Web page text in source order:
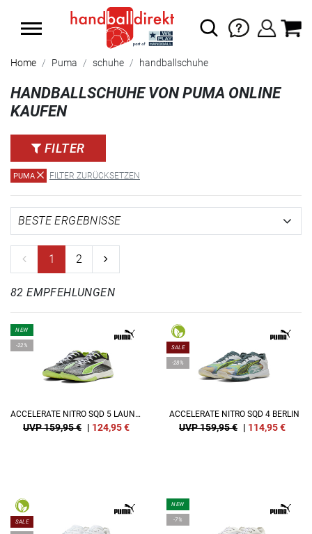
SUMMER SALE: SPARE BIS ZU 65%
Home Puma schuhe handballschuhe
HANDBALLSCHUHE VON PUMA ONLINE
KAUFEN
FILTER
PUMA FILTER ZURÜCKSETZEN
1 2
82 EMPFEHLUNGEN
NEW
-22%
ACCELERATE NITRO SQD 5 LAUNCH EDITION
UVP 159,95 € | 124,95€
SALE
-28%
ACCELERATE NITRO SQD 4 BERLIN
UVP 159,95 € | 114,95€
SALE
NEW
-7%